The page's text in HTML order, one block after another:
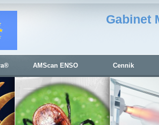
AMScan ENSO Cennik
Gabinet